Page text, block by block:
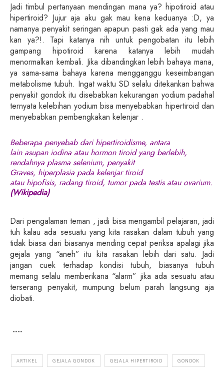
Jadi timbul pertanyaan mendingan mana ya? hipotiroid atau
hipertiroid? Jujur aja aku gak mau kena keduanya :D, ya
namanya penyakit seringan apapun pasti gak ada yang mau
kan ya?!. Tapi katanya nih untuk pengobatan itu lebih
gampang hipotiroid karena katanya lebih mudah
menormalkan kembali. Jika dibandingkan lebih bahaya mana,
ya sama-sama bahaya karena mengganggu keseimbangan
metabolisme tubuh. Ingat waktu SD selalu ditekankan bahwa
penyakit gondok itu disebabkan kekurangan yodium padahal
ternyata kelebihan yodium bisa menyebabkan hipertiroid dan
menyebabkan pembengkakan kelenjar .
Beberapa penyebab dari hipertiroidisme, antara
lain asupan iodina atau hormon tiroid yang berlebih,
rendahnya plasma selenium, penyakit
Graves, hiperplasia pada kelenjar tiroid
atau hipofisis, radang tiroid, tumor pada testis atau ovarium.
(Wikipedia)
Dari pengalaman teman , jadi bisa mengambil pelajaran, jadi
tuh kalau ada sesuatu yang kita rasakan dalam tubuh yang
tidak biasa dari biasanya mending cepat periksa apalagi jika
gejala yang “aneh” itu kita rasakan lebih dari satu. Jadi
jangan cuek terhadap kondisi tubuh, biasanya tubuh
memang selalu memberikana “alarm” jika ada sesuatu atau
terserang penyakit, mumpung belum parah langsung aja
diobati.
----
ARTIKEL GEJALA GONDOK GEJALA HIPERTIROID GONDOK